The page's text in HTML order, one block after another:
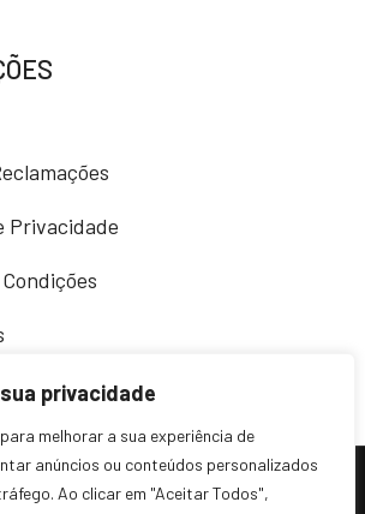
privacidade
melhorar a sua experiência de
anúncios ou conteúdos personalizados
Ao clicar em "Aceitar Todos",
Privacidade
os direitos reservados.